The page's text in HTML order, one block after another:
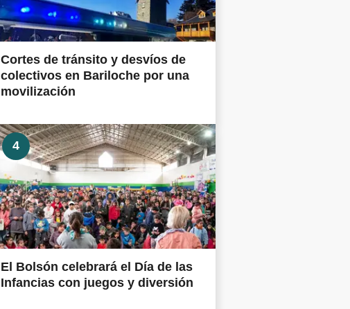
Cortes de tránsito y desvíos de
colectivos en Bariloche por una
movilización
4
El Bolsón celebrará el Día de las
Infancias con juegos y diversión